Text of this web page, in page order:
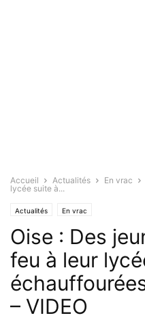
Accueil Actualités En vrac
lycée suite à...
Actualités En vrac
Oise : Des
feu à leur
– VIDEO